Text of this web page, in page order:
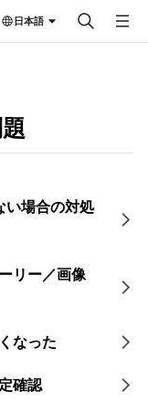
日本語
い場合の対処
リー／画像
なった
確認